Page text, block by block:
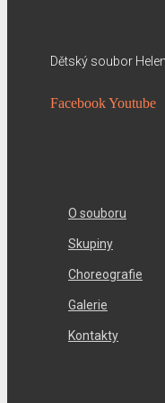
Dětský soubor
FacebookYoutube
O souboru
Skupiny
Choreografie
Galerie
Kontakty